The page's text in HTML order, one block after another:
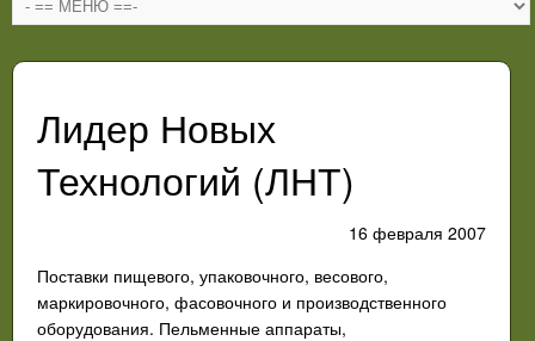
Лидер Новых
Технологий (ЛНТ)
16 февраля 2007
Поставки пищевого, упаковочного, весового,
маркировочного, фасовочного и производственного
оборудования. Пельменные аппараты,